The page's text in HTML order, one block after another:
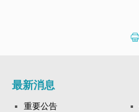
最新消息
重要公告